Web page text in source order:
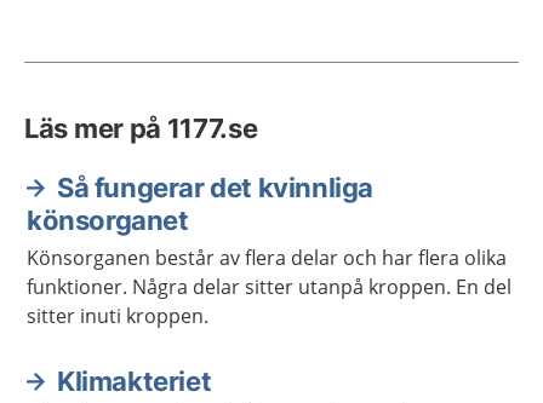
Läs mer på 1177.se
Så fungerar det kvinnliga
könsorganet
Könsorganen består av flera delar och har flera olika
funktioner. Några delar sitter utanpå kroppen. En del
sitter inuti kroppen.
Klimakteriet